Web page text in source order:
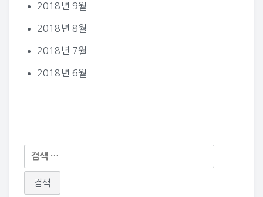
2018년 9월
2018년 8월
2018년 7월
2018년 6월
다
음